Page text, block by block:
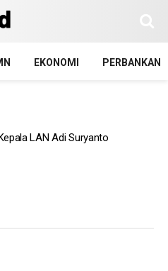
EKONOMI PERBANKAN
LAN Adi Suryanto